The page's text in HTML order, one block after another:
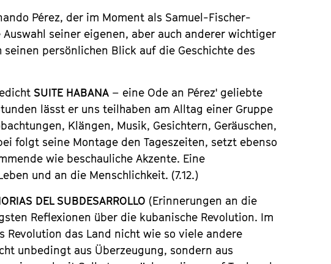
Pérez, der im Moment als Samuel-Fischer-
seiner eigenen, aber auch anderer wichtiger
persönlichen Blick auf die Geschichte des
SUITE HABANA – eine Ode an Pérez' geliebte
lässt er uns teilhaben am Alltag einer Gruppe
Klängen, Musik, Gesichtern, Geräuschen,
folgt seine Montage den Tageszeiten, setzt ebenso
wie beschauliche Akzente. Eine
und an die Menschlichkeit. (7.12.)
DEL SUBDESARROLLO (Erinnerungen an die
Reflexionen über die kubanische Revolution. Im
das Land nicht wie so viele andere
unbedingt aus Überzeugung, sondern aus